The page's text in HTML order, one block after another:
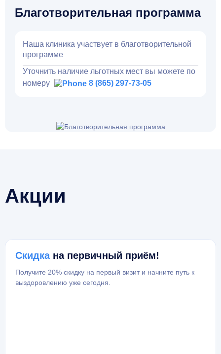
Благотворительная программа
Наша клиника участвует в благотворительной
программе
Уточнить наличие льготных мест вы можете по
номеру
8 (865) 297-73-05
Акции
Скидкана первичный приём!
Получите 20% скидку на первый визит и начните путь к
выздоровлению уже сегодня.